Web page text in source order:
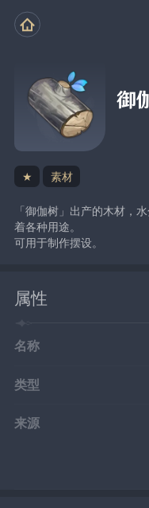
御
★ 素材
「御伽树」出产的木材，
着各种用途。
可用于制作摆设。
属性
名称
类型
来源